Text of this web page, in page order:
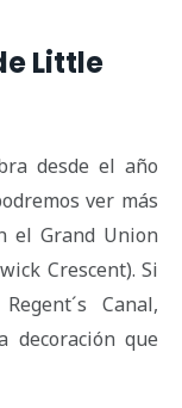
Little
desde el año
ver más
el Grand Union
Crescent). Si
Canal,
decoración que